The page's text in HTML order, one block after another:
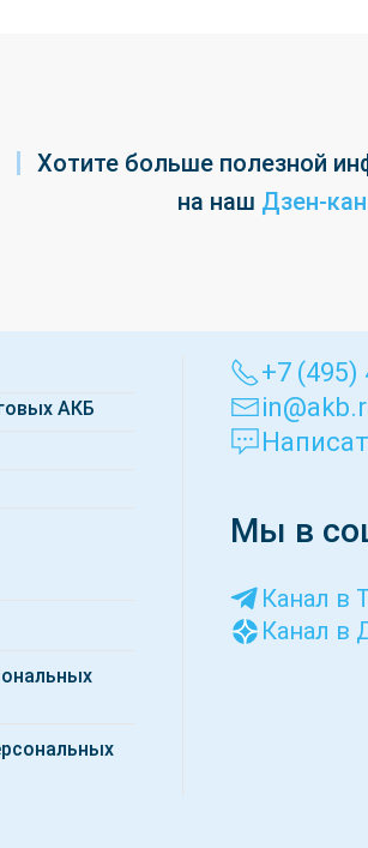
Хотите больше полезной
на наш Дзен-
АКБ
+7 (495)
Мы в
Канал в
Канал в